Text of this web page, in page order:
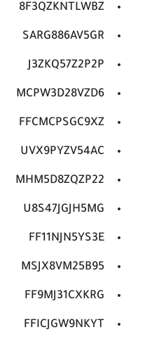
8F3QZKNTLWBZ
SARG886AV5GR
J3ZKQ57Z2P2P
MCPW3D28VZD6
FFCMCPSGC9XZ
UVX9PYZV54AC
MHM5D8ZQZP22
U8S47JGJH5MG
FF11NJN5YS3E
MSJX8VM25B95
FF9MJ31CXKRG
FFICJGW9NKYT